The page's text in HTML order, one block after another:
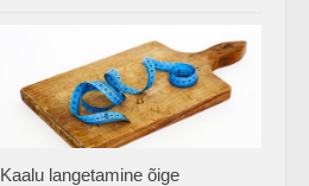
Kaalu langetamine õige